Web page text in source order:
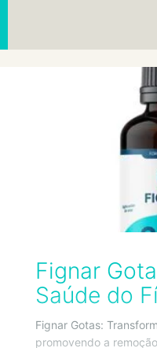
Fignar
Saúde do
Fignar Gotas:
promovendo a